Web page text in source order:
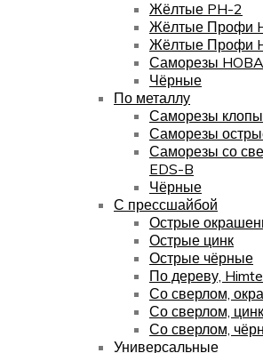
Жёлтые PH-2
Жёлтые Профи
Жёлтые Профи
Саморезы
Чёрные
По металлу
Саморезы клопы
Саморезы
Саморезы со
EDS-B
Чёрные
С прессшайбой
Острые
Острые цинк
Острые чёрные
По дереву,
Со сверлом,
Со сверлом, цинк
Со сверлом,
Универсальные